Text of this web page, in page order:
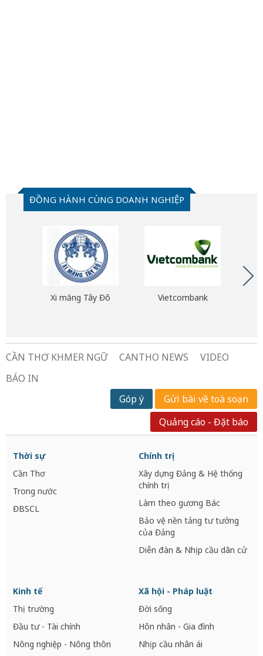
ĐỒNG HÀNH CÙNG DOANH NGHIỆP
Xi măng Tây Đô Vietcombank
CẦN THƠ KHMER NGỮ CANTHO NEWS
VIDEO
BÁO IN
Góp ý
Gửi bài về toà soạn
Quảng cáo - Đặt báo
Thời sự
Cần Thơ
Trong nước
ĐBSCL
Chính trị
Xây dựng Đảng & Hệ thống
chính trị
Làm theo gương Bác
Bảo vệ nền tảng tư tưởng
của Đảng
Diễn đàn & Nhịp cầu dân cử
Kinh tế
Thị trường
Đầu tư - Tài chính
Nông nghiệp - Nông thôn
Xã hội - Pháp luật
Đời sống
Hôn nhân - Gia đình
Nhịp cầu nhân ái